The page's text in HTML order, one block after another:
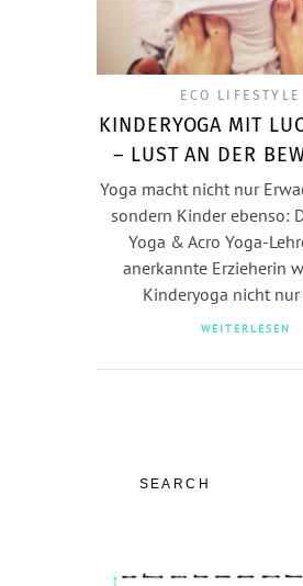
ECO LIFESTYLE
KINDERYOGA MIT
– LUST AN DER
Yoga macht nicht nur
sondern Kinder ebenso:
Yoga & Acro Yoga-
anerkannte Erzieherin
Kinderyoga nicht
WEITERLESEN